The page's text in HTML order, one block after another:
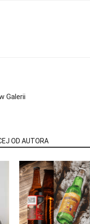
Galerii
OD AUTORA